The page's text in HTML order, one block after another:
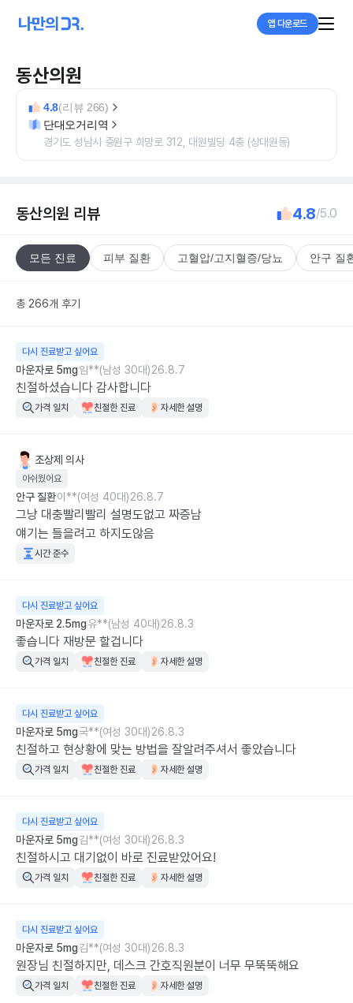
앱 다운로드
동산의원
4.8(리뷰 266)
단대오거리역
경기도 성남시 중원구 희망로 312, 대원빌딩 4층 (상대원동)
동산의원 리뷰 4.8/5.0
모든 진료 피부 질환 고혈압/고지혈증/당뇨 안구 질
총 266개 후기
다시 진료받고 싶어요
마운자로 5mg임**(남성 30대)26.8.7
친절하셨습니다 감사합니다
가격 일치 친절한 진료 자세한 설명
조상제 의사
아쉬웠어요
안구 질환이**(여성 40대)26.8.7
그냥 대충빨리빨리 설명도없고 짜증남
얘기는 들을려고 하지도않음
시간 준수
다시 진료받고 싶어요
마운자로 2.5mg유**(남성 40대)26.8.3
좋습니다 재방문 할겁니다
가격 일치 친절한 진료 자세한 설명
다시 진료받고 싶어요
마운자로 5mg국**(여성 30대)26.8.3
친절하고 현상황에 맞는 방법을 잘알려주셔서 좋았습니다
가격 일치 친절한 진료 자세한 설명
다시 진료받고 싶어요
마운자로 5mg김**(여성 30대)26.8.3
친절하시고 대기없이 바로 진료받았어요!
가격 일치 친절한 진료 자세한 설명
다시 진료받고 싶어요
마운자로 5mg김**(여성 30대)26.8.3
원장님 친절하지만, 데스크 간호직원분이 너무 무뚝뚝해요
가격 일치 친절한 진료 자세한 설명